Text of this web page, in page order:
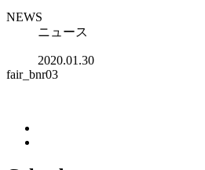
NEWS
ニュース
2020.01.30
fair_bnr03